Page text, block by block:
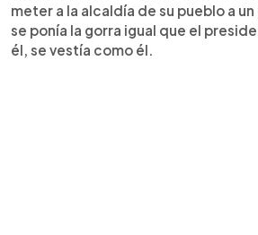
meter a la alcaldía de su pueblo a
se ponía la gorra igual que el
él, se vestía como él.